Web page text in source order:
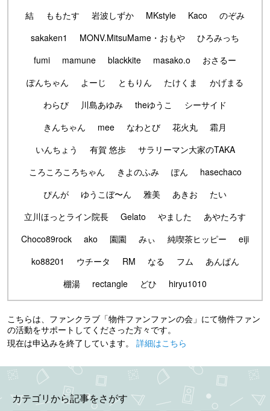
結
ももたす 岩波しずか MKstyle Kaco
のぞみ
sakaken1
MONV.MitsuMame・おもや
ひろみっち
fumi
mamune blackkite masako.o
おさるー
ぽんちゃん
よーじ ともりん たけくま
かげまる
わらび
川島あゆみ theゆうこ
シーサイド
きんちゃん
mee なわとび 花火丸
霜月
いんちょう
有賀 悠歩
サラリーマン大家のTAKA
ころころころちゃん
きよのふみ ぽん
hasechaco
ぴんが
ゆうこぼ〜ん 雅美 あきお
たい
立川ほっとライン院長
Gelato やました
あやたろす
Choco89rock
ako 園園 みぃ 純喫茶ヒッピー
eiji
ko88201
ウチータ RM なる フム
あんぱん
棚湯
rectangle どひ hiryu1010
こちらは、ファンクラブ「物件ファンファンの会」にて物件ファン
の活動をサポートしてくださった方々です。
現在は申込みを終了しています。 詳細はこちら
カテゴリから記事をさがす